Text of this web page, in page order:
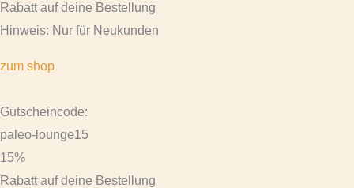
Rabatt auf deine Bestellung
Hinweis: Nur für Neukunden
zum shop
Gutscheincode:
paleo-lounge15
15%
Rabatt auf deine Bestellung